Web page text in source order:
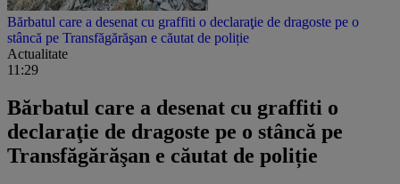
Bărbatul care a desenat cu graffiti o declaraţie de dragoste pe o
stâncă pe Transfăgărăşan e căutat de poliție
Actualitate
11:29
Bărbatul care a desenat cu graffiti o
declaraţie de dragoste pe o stâncă pe
Transfăgărăşan e căutat de poliție